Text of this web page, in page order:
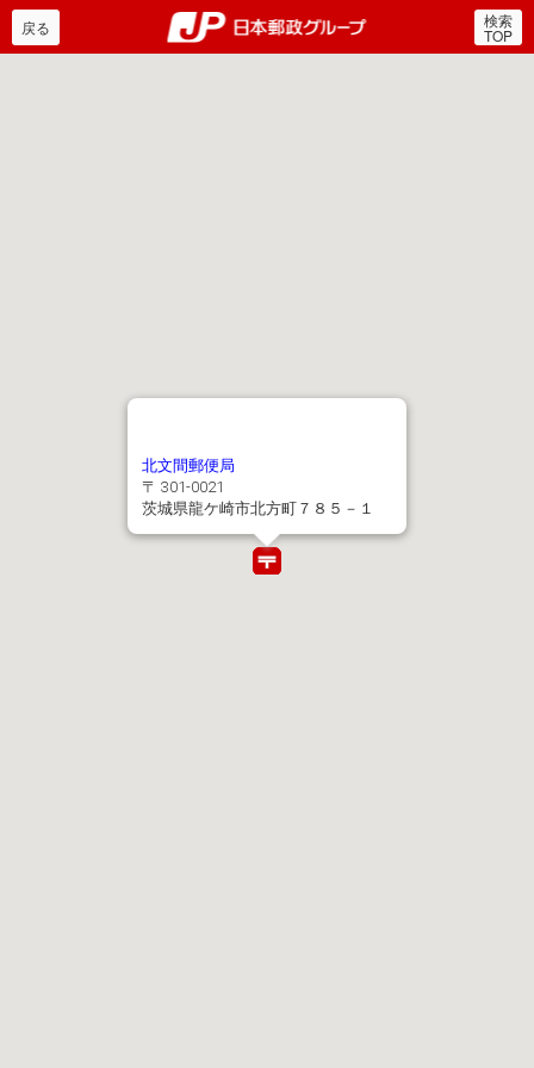
郵便局・日本郵政グルー
戻る 検索
TOP
北文間郵便局
〒 301-0021
茨城県龍ケ崎市北方町７８５－１